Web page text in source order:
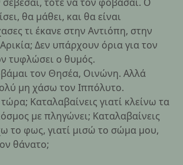
θα μάθει, και θα είναι
τι έκανε στην Αντιόπη, στην
Δεν υπάρχουν όρια για τον
τυφλώσει ο θυμός.
τον Θησέα, Οινώνη. Αλλά
μη χάσω τον Ιππόλυτο.
Καταλαβαίνεις γιατί κλείνω τα
με πληγώνει; Καταλαβαίνεις
το φως, γιατί μισώ το σώμα μου,
θάνατο;